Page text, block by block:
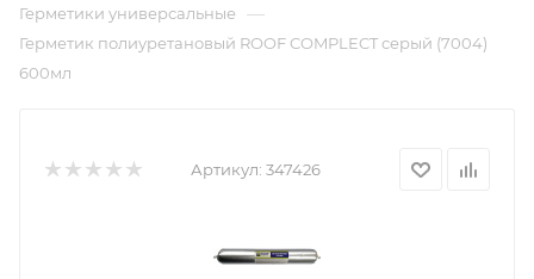
Герметики универсальные —
Герметик полиуретановый ROOF COMPLECT серый (7004)
600мл
Артикул: 347426